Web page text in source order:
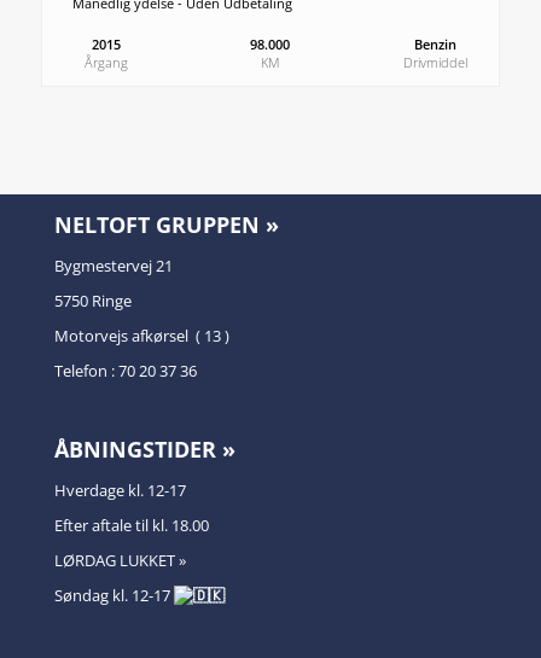
Månedlig ydelse - Uden Udbetaling
2015
Årgang
98.000
KM
Benzin
Drivmiddel
NELTOFT GRUPPEN »
Bygmestervej 21
5750 Ringe
Motorvejs afkørsel ( 13 )
Telefon : 70 20 37 36
ÅBNINGSTIDER »
Hverdage kl. 12-17
Efter aftale til kl. 18.00
LØRDAG LUKKET »
Søndag kl. 12-17